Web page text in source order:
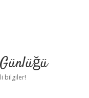
bilgiler!